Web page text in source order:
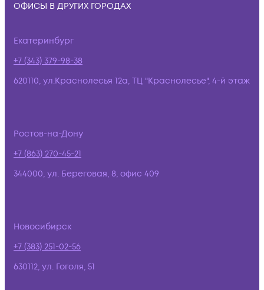
ОФИСЫ В ДРУГИХ ГОРОДАХ
Екатеринбург
+7 (343) 379-98-38
620110, ул.Краснолесья 12а, ТЦ "Краснолесье", 4-й этаж
Ростов-на-Дону
+7 (863) 270-45-21
344000, ул. Береговая, 8, офис 409
Новосибирск
+7 (383) 251-02-56
630112, ул. Гоголя, 51